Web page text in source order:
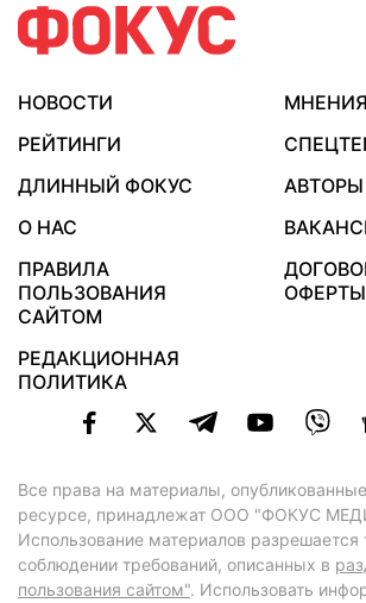
НОВОСТИ
МНЕНИЯ
РЕЙТИНГИ
ДЛИННЫЙ ФОКУС
АВТОРЫ
О НАС
ПРАВИЛА
ПОЛЬЗОВАНИЯ
САЙТОМ
ОФЕРТЫ
РЕДАКЦИОННАЯ
ПОЛИТИКА
Все права на материалы,
ресурсе, принадлежат ООО "ФОКУС
Использование материалов разрешается
соблюдении требований, описанных в
пользования сайтом". Использовать